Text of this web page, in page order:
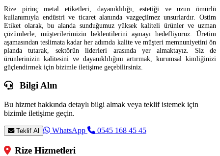
Rize pirinç metal etiketleri, dayanıklılığı, estetiği ve uzun ömürlü
kullanımıyla endüstri ve ticaret alanında vazgeçilmez unsurlardır. Ostim
Etiket olarak, bu alanda sunduğumuz yüksek kaliteli ürünler ve uzman
çözümlerle, müşterilerimizin beklentilerini aşmayı hedefliyoruz. Üretim
aşamasından teslimata kadar her adımda kalite ve müşteri memnuniyetini ön
planda tutarak, sektörün liderleri arasında yer almaktayız. Siz de
ürünlerinizin kalitesini ve dayanıklılığını artırmak, kurumsal kimliğinizi
güçlendirmek için bizimle iletişime geçebilirsiniz.
Bilgi Alın
Bu hizmet hakkında detaylı bilgi almak veya teklif istemek için
bizimle iletişime geçin.
Teklif Al WhatsApp 0545 168 45 45
Rize Hizmetleri